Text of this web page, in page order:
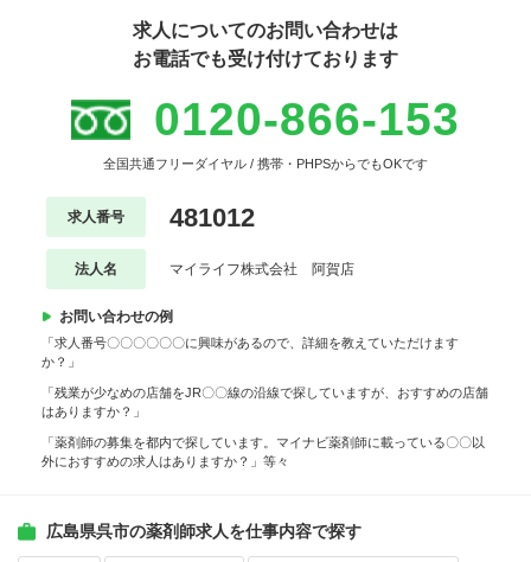
求人についてのお問い合わせは
お電話でも受け付けております
0120-866-153
全国共通フリーダイヤル / 携帯・PHPSからでもOKです
求人番号 481012
法人名 マイライフ株式会社 阿賀店
お問い合わせの例
「求人番号〇〇〇〇〇〇に興味があるので、詳細を教えていただけます
か？」
「残業が少なめの店舗をJR〇〇線の沿線で探していますが、おすすめの店舗
はありますか？」
「薬剤師の募集を都内で探しています。マイナビ薬剤師に載っている〇〇以
外におすすめの求人はありますか？」等々
広島県呉市の薬剤師求人を仕事内容で探す